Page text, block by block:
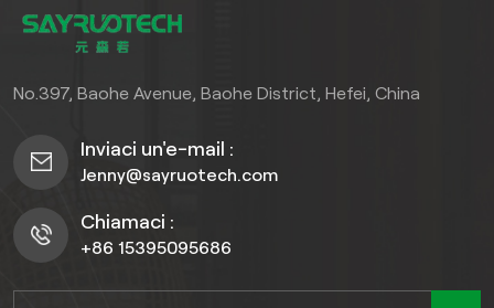
No.397, Baohe Avenue, Baohe District, Hefei, China
Inviaci un'e-mail :
Jenny@sayruotech.com
Chiamaci :
+86 15395095686